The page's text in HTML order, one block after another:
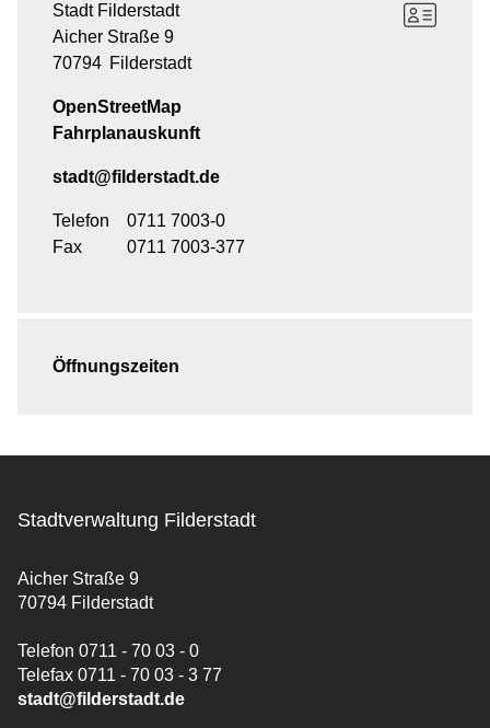
Stadt Filderstadt
Aicher Straße 9
70794 Filderstadt
OpenStreetMap
Fahrplanauskunft
stadt@filderstadt.de
Telefon
0711 7003-0
Fax
0711 7003-377
Öffnungszeiten
Stadtverwaltung Filderstadt
Aicher Straße 9
70794 Filderstadt
Telefon 0711 - 70 03 - 0
Telefax 0711 - 70 03 - 3 77
stadt@filderstadt.de